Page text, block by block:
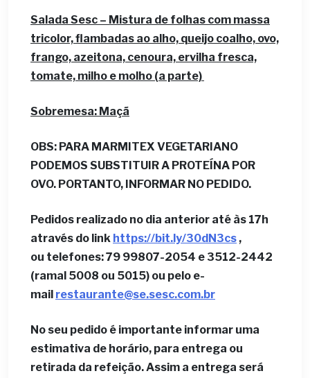
Salada Sesc – Mistura de folhas com massa
tricolor, flambadas ao alho, queijo coalho, ovo,
frango, azeitona, cenoura, ervilha fresca,
tomate, milho e molho (a parte)
Sobremesa: Maçã
OBS: PARA MARMITEX VEGETARIANO
PODEMOS SUBSTITUIR A PROTEÍNA POR
OVO. PORTANTO, INFORMAR NO PEDIDO.
Pedidos realizado no dia anterior até às 17h
através do link https://bit.ly/30dN3cs ,
ou telefones: 79 99807-2054 e 3512-2442
(ramal 5008 ou 5015) ou pelo e-
mail restaurante@se.sesc.com.br
No seu pedido é importante informar uma
estimativa de horário, para entrega ou
retirada da refeição. Assim a entrega será